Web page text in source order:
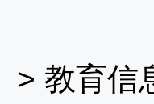
> 教育信